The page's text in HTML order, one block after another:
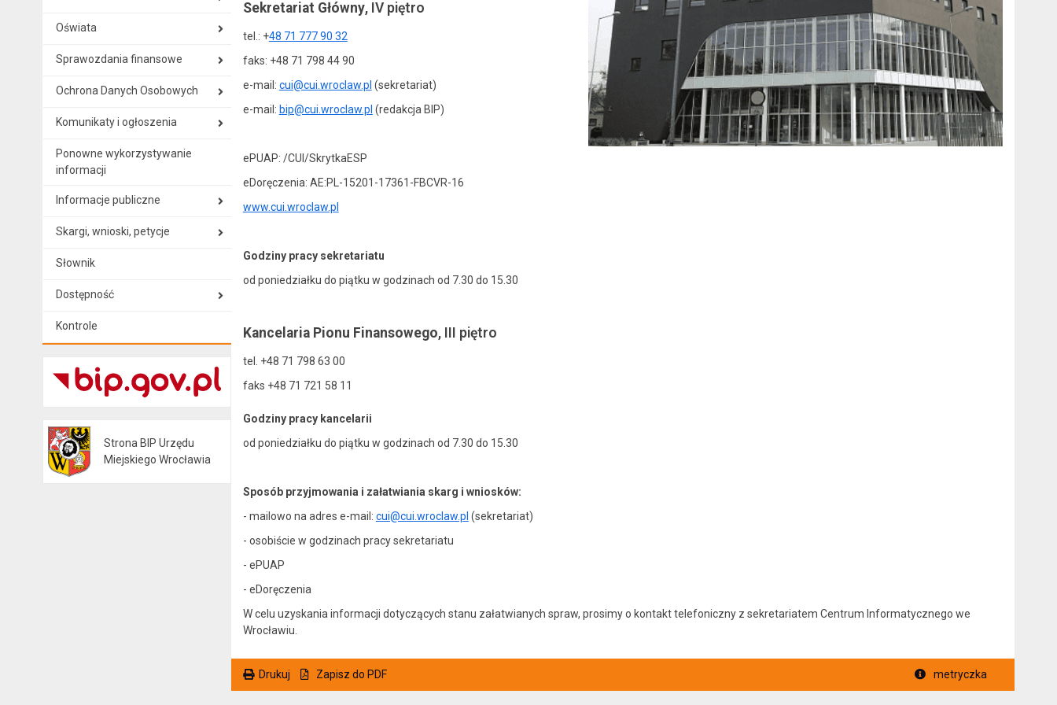
Oświata
Sprawozdania finansowe
Ochrona Danych Osobowych
Komunikaty i ogłoszenia
Ponowne wykorzystywanie
informacji
Informacje publiczne
Skargi, wnioski, petycje
Słownik
Dostępność
Kontrole
Strona BIP Urzędu
Miejskiego Wrocławia
Sekretariat Główny, IV piętro
tel.: +48 71 777 90 32
faks: +48 71 798 44 90
e-mail: cui@cui.wroclaw.pl (sekretariat)
e-mail: bip@cui.wroclaw.pl (redakcja BIP)
ePUAP: /CUI/SkrytkaESP
eDoręczenia: AE:PL-15201-17361-FBCVR-16
www.cui.wroclaw.pl
Godziny pracy sekretariatu
od poniedziałku do piątku w godzinach od 7.30 do 15.30
Kancelaria Pionu Finansowego, III piętro
tel. +48 71 798 63 00
faks +48 71 721 58 11
Godziny pracy kancelarii
od poniedziałku do piątku w godzinach od 7.30 do 15.30
Sposób przyjmowania i załatwiania skarg i wniosków:
- mailowo na adres e-mail: cui@cui.wroclaw.pl (sekretariat)
- osobiście w godzinach pracy sekretariatu
- ePUAP
- eDoręczenia
W celu uzyskania informacji dotyczących stanu załatwianych spraw, prosimy o kontakt telefoniczny z sekretariatem Centrum Informatycznego we
Wrocławiu.
Drukuj Zapisz do PDF metryczka